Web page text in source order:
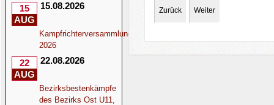
15
AUG
15.08.2026
Kampfrichterversammlung
2026
22
AUG
22.08.2026
Bezirksbestenkämpfe
des Bezirks Ost U11,
Zurück Weiter